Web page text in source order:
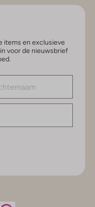
items en exclusieve
voor de nieuwsbrief